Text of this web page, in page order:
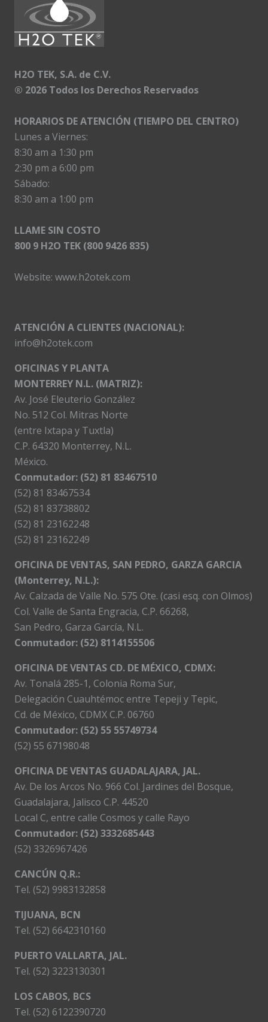
H2O TEK, S.A. de C.V.
® 2026 Todos los Derechos Reservados
HORARIOS DE ATENCIÓN (TIEMPO DEL CENTRO)
Lunes a Viernes:
8:30 am a 1:30 pm
2:30 pm a 6:00 pm
Sábado:
8:30 am a 1:00 pm
LLAME SIN COSTO
800 9 H2O TEK (800 9426 835)
Website: www.h2otek.com
ATENCIÓN A CLIENTES (NACIONAL):
info@h2otek.com
OFICINAS Y PLANTA
MONTERREY N.L. (MATRIZ):
Av. José Eleuterio González
No. 512 Col. Mitras Norte
(entre Ixtapa y Tuxtla)
C.P. 64320 Monterrey, N.L.
México.
Conmutador: (52) 81 83467510
(52) 81 83467534
(52) 81 83738802
(52) 81 23162248
(52) 81 23162249
OFICINA DE VENTAS, SAN PEDRO, GARZA GARCIA
(Monterrey, N.L.):
Av. Calzada de Valle No. 575 Ote. (casi esq. con Olmos)
Col. Valle de Santa Engracia, C.P. 66268,
San Pedro, Garza García, N.L.
Conmutador: (52) 8114155506
OFICINA DE VENTAS CD. DE MÉXICO, CDMX:
Av. Tonalá 285-1, Colonia Roma Sur,
Delegación Cuauhtémoc entre Tepeji y Tepic,
Cd. de México, CDMX C.P. 06760
Conmutador: (52) 55 55749734
(52) 55 67198048
OFICINA DE VENTAS GUADALAJARA, JAL.
Av. De los Arcos No. 966 Col. Jardines del Bosque,
Guadalajara, Jalisco C.P. 44520
Local C, entre calle Cosmos y calle Rayo
Conmutador: (52) 3332685443
(52) 3326967426
CANCÚN Q.R.:
Tel. (52) 9983132858
TIJUANA, BCN
Tel. (52) 6642310160
PUERTO VALLARTA, JAL.
Tel. (52) 3223130301
LOS CABOS, BCS
Tel. (52) 6122390720